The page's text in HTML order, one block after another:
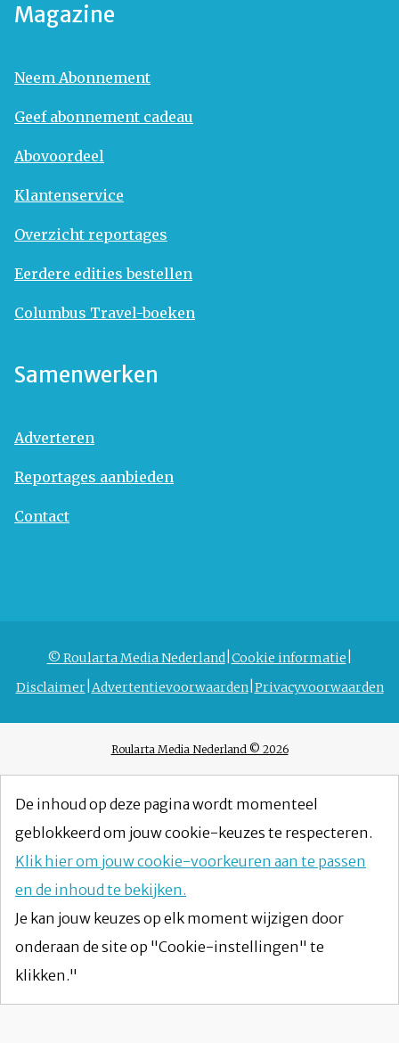
Magazine
Neem Abonnement
Geef abonnement cadeau
Abovoordeel
Klantenservice
Overzicht reportages
Eerdere edities bestellen
Columbus Travel-boeken
Samenwerken
Adverteren
Reportages aanbieden
Contact
© Roularta Media Nederland Cookie informatie
Disclaimer Advertentievoorwaarden Privacyvoorwaarden
Roularta Media Nederland © 2026
De inhoud op deze pagina wordt momenteel
geblokkeerd om jouw cookie-keuzes te respecteren.
Klik hier om jouw cookie-voorkeuren aan te passen
en de inhoud te bekijken.
Je kan jouw keuzes op elk moment wijzigen door
onderaan de site op "Cookie-instellingen" te
klikken."